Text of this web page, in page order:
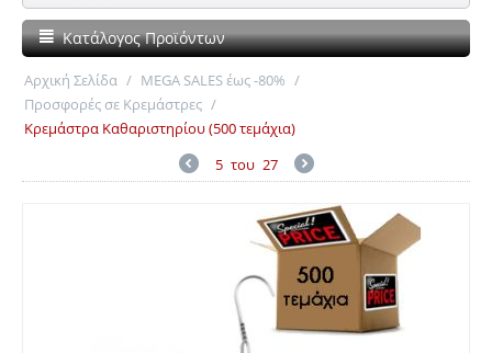
Κατάλογος Προϊόντων
Αρχική Σελίδα / MEGA SALES έως -80% /
Προσφορές σε Κρεμάστρες /
Κρεμάστρα Καθαριστηρίου (500 τεμάχια)
5 του 27